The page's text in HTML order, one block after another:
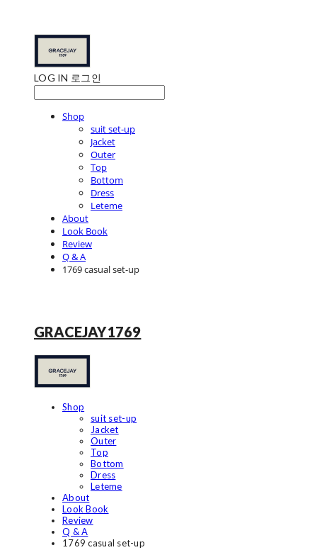
LOG IN 로그인
Shop
suit set-up
Jacket
Outer
Top
Bottom
Dress
Leteme
About
Look Book
Review
Q & A
1769 casual set-up
GRACEJAY1769
Shop
suit set-up
Jacket
Outer
Top
Bottom
Dress
Leteme
About
Look Book
Review
Q & A
1769 casual set-up